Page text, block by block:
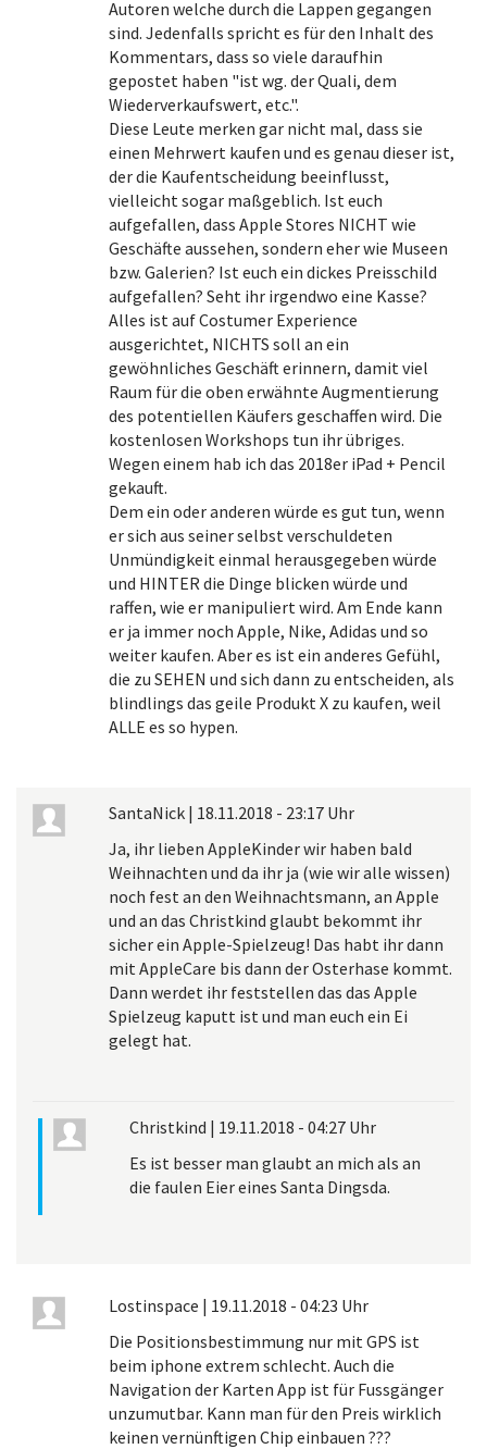
Autoren welche durch die Lappen gegangen
sind. Jedenfalls spricht es für den Inhalt des
Kommentars, dass so viele daraufhin
gepostet haben "ist wg. der Quali, dem
Wiederverkaufswert, etc.".
Diese Leute merken gar nicht mal, dass sie
einen Mehrwert kaufen und es genau dieser ist,
der die Kaufentscheidung beeinflusst,
vielleicht sogar maßgeblich. Ist euch
aufgefallen, dass Apple Stores NICHT wie
Geschäfte aussehen, sondern eher wie Museen
bzw. Galerien? Ist euch ein dickes Preisschild
aufgefallen? Seht ihr irgendwo eine Kasse?
Alles ist auf Costumer Experience
ausgerichtet, NICHTS soll an ein
gewöhnliches Geschäft erinnern, damit viel
Raum für die oben erwähnte Augmentierung
des potentiellen Käufers geschaffen wird. Die
kostenlosen Workshops tun ihr übriges.
Wegen einem hab ich das 2018er iPad + Pencil
gekauft.
Dem ein oder anderen würde es gut tun, wenn
er sich aus seiner selbst verschuldeten
Unmündigkeit einmal herausgegeben würde
und HINTER die Dinge blicken würde und
raffen, wie er manipuliert wird. Am Ende kann
er ja immer noch Apple, Nike, Adidas und so
weiter kaufen. Aber es ist ein anderes Gefühl,
die zu SEHEN und sich dann zu entscheiden, als
blindlings das geile Produkt X zu kaufen, weil
ALLE es so hypen.
SantaNick | 18.11.2018 - 23:17 Uhr
Ja, ihr lieben AppleKinder wir haben bald
Weihnachten und da ihr ja (wie wir alle wissen)
noch fest an den Weihnachtsmann, an Apple
und an das Christkind glaubt bekommt ihr
sicher ein Apple-Spielzeug! Das habt ihr dann
mit AppleCare bis dann der Osterhase kommt.
Dann werdet ihr feststellen das das Apple
Spielzeug kaputt ist und man euch ein Ei
gelegt hat.
Christkind | 19.11.2018 - 04:27 Uhr
Es ist besser man glaubt an mich als an
die faulen Eier eines Santa Dingsda.
Lostinspace | 19.11.2018 - 04:23 Uhr
Die Positionsbestimmung nur mit GPS ist
beim iphone extrem schlecht. Auch die
Navigation der Karten App ist für Fussgänger
unzumutbar. Kann man für den Preis wirklich
keinen vernünftigen Chip einbauen ???